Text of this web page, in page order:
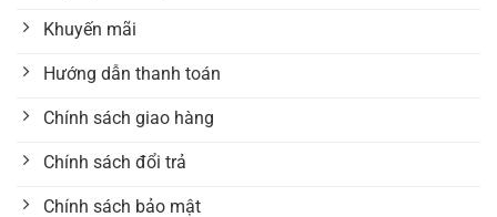
Khuyến mãi
Hướng dẫn thanh toán
Chính sách giao hàng
Chính sách đổi trả
Chính sách bảo mật